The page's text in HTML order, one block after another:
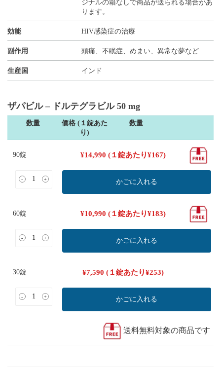
ジナルの箱なしで商品が送られる場合があ
ります。
効能 HIV感染症の治療
副作用 頭痛、不眠症、めまい、異常な夢など
生産国 インド
ザパビル – ドルテグラビル 50 mg
数量
価格 (１錠あた
り)
数量
90錠 ¥14,990 (１錠あたり¥167)
- + かごに入れる
60錠 ¥10,990 (１錠あたり¥183)
- + かごに入れる
30錠 ¥7,590 (１錠あたり¥253)
- + かごに入れる
送料無料対象の商品です